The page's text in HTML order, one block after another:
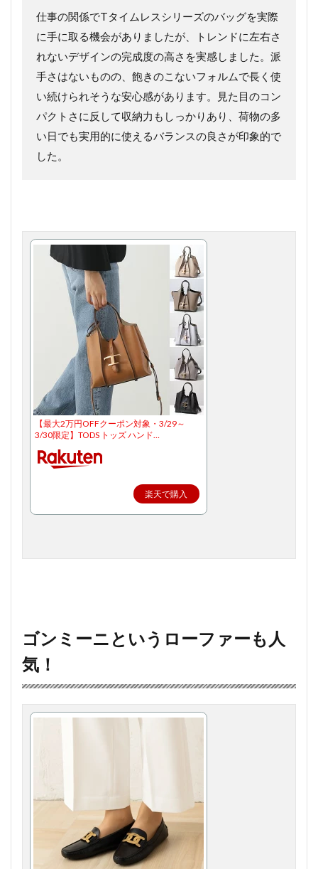
仕事の関係でTタイムレスシリーズのバッグを実際
に手に取る機会がありましたが、トレンドに左右さ
れないデザインの完成度の高さを実感しました。派
手さはないものの、飽きのこないフォルムで長く使
い続けられそうな安心感があります。見た目のコン
パクトさに反して収納力もしっかりあり、荷物の多
い日でも実用的に使えるバランスの良さが印象的で
した。
【最大2万円OFFクーポン対象・3/29～
3/30限定】TODS トッズ ハンド…
楽天で購入
ゴンミーニというローファーも人
気！